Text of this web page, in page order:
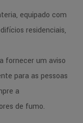
equipado com
residenciais,
fornecer um aviso
para as pessoas
a
de fumo.